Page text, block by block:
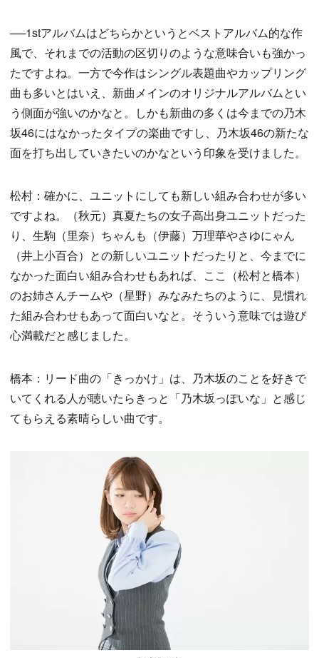
──1stアルバムはどちらかというとベストアルバム的な作
風で、それまでの活動の区切りのような意味合いも強かっ
たですよね。一方で今作はシングル表題曲やカップリング
曲も多いとはいえ、新曲メインのオリジナルアルバムとい
う側面が強いのかなと。しかも新曲の多くは今までの乃木
坂46にはなかったタイプの楽曲ですし、乃木坂46の新たな
面を打ち出していきたいのかなという印象を受けました。
松村：確かに、ユニットにしても新しい組み合わせが多い
ですよね。（秋元）真夏たちの女子高出身ユニットだった
り、生駒（里奈）ちゃんも（伊藤）万理華やさゆにゃん
（井上小百合）との新しいユニットだったりと、今までに
なかった面白い組み合わせもあれば、ここ（松村と橋本）
のお姉さんチームや（星野）みなみたちのように、見慣れ
た組み合わせもあって面白いなと。そういう意味では遊び
心満載だと感じました。
橋本：リード曲の「きっかけ」は、乃木坂のことを好きで
いてくれる人が聴いたらきっと「乃木坂っぽいな」と感じ
てもらえる素晴らしい曲です。